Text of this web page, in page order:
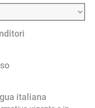
italiana